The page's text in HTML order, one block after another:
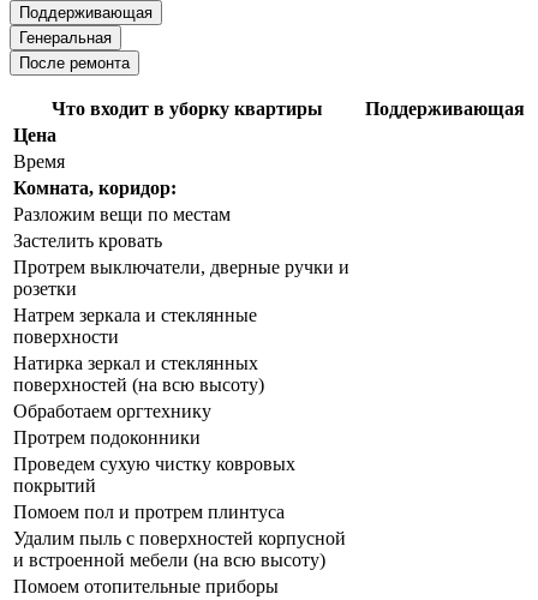
Поддерживающая
Генеральная
После ремонта
Что входит в уборку квартиры
Поддерживающая
Цена
Время
Комната, коридор:
Разложим вещи по местам
Застелить кровать
Протрем выключатели, дверные ручки и
розетки
Натрем зеркала и стеклянные
поверхности
Натирка зеркал и стеклянных
поверхностей (на всю высоту)
Обработаем оргтехнику
Протрем подоконники
Проведем сухую чистку ковровых
покрытий
Помоем пол и протрем плинтуса
Удалим пыль с поверхностей корпусной
и встроенной мебели (на всю высоту)
Помоем отопительные приборы